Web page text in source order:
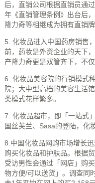
后，直销公司根据直销员通
年《直销管理条例》出台后
隆力奇等相继成为拥有直销
5. 化妆品进入中国药房销售
前，药妆是外资企业的天下
产隆力奇更是双管齐下，不
6. 化妆品美容院的行销模式
院；大中型高档的美容生活
类模式花样繁多。
7. 化妆品超市，即「一站式
国丝芙兰、Sasa的登陆，化
8.中国化妆品网购市场增长
购买化妆品和护肤品。根据
受访男性会通过「网店」购
物方便/可以送货」。调查同